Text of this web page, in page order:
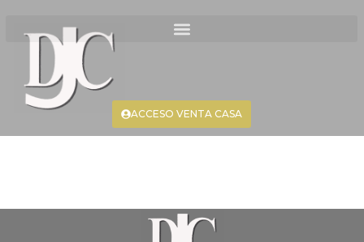
ACCESO VENTA CASA